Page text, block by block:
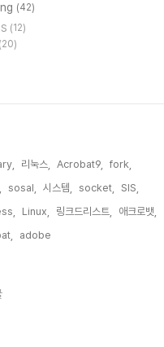
(42)
(12)
(20)
리눅스, Acrobat9,
fork,
sosal, 시스템, socket,
SIS,
Linux, 링크드리스트,
애크로뱃,
adobe,